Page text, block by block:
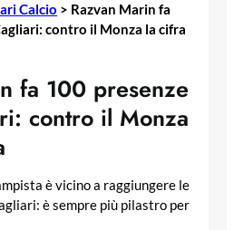
Calcio > Razvan Marin fa
contro il Monza la cifra
fa 100 presenze
contro il Monza
è vicino a raggiungere le
è sempre più pilastro per